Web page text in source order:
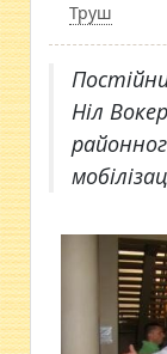
Труш
Ніл